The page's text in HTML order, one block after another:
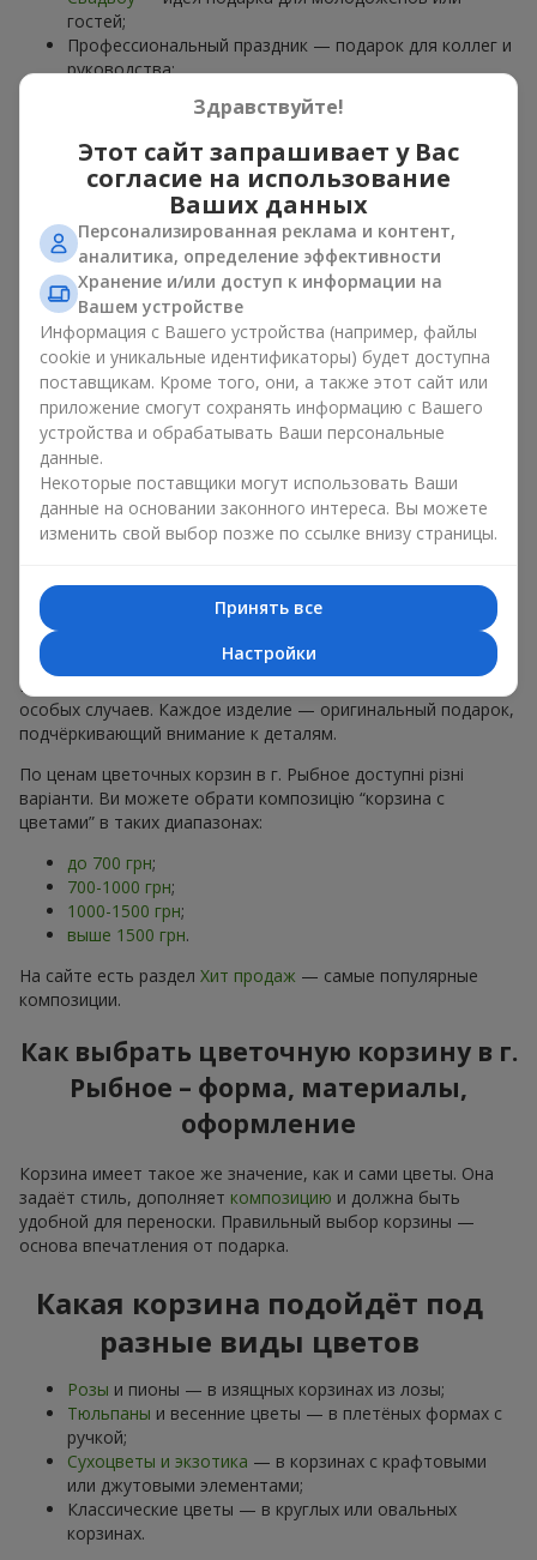
гостей;
Профессиональный праздник — подарок для коллег и
руководства;
— красивая и нежная
Корпоративные события
— подарок деловому
партнёру.
Цветочная корзина — универсальный подарок для любого
возраста. Стильные ручные композиции позволяют
передать любые эмоции: благодарность, восхищение,
поддержку,любовь.
Виды цветочных корзин в г.
Рыбное: классика, романтика,
минимализм
Ассортимент цветочных корзин на
варианты на любой вкус:
Классические композиции— сочетанияроз, лилий,
в строгих формах;
гипсофила
Минималистичные решения— натуральные формы,
акцент на цвет или текстуру.
Есть также
особых случаев. Каждое изделие — оригинальный подарок,
подчёркивающий внимание к деталям.
По ценам цветочных корзин в г. Рыбное доступні різні
варіанти. Ви можете обрати композицію “корзина с
цветами” в таких диапазонах:
до 700 грн;
700-1000 грн;
1000-1500 грн;
выше 1500 грн.
На сайте есть раздел Хит продаж — самые популярные
композиции.
Как выбрать цветочную корзину в г.
Рыбное – форма, материалы,
оформление
Корзина имеет такое же значение, как и сами цветы. Она
задаёт стиль, дополняет композицию и должна быть
удобной для переноски. Правильный выбор корзины —
основа впечатления от подарка.
Какая корзина подойдёт под
разные виды цветов
Розы и пионы — в изящных корзинах из лозы;
Тюльпаны и весенние цветы — в плетёных формах с
ручкой;
Сухоцветы и экзотика — в корзинах с крафтовыми
или джутовыми элементами;
Классические цветы — в круглых или овальных
корзинах.
Здравствуйте!
Этот сайт запрашивает у Вас
согласие на использование
Ваших данных
Персонализированная реклама и контент,
аналитика, определение эффективности
Хранение и/или доступ к информации на
Вашем устройстве
Информация с Вашего устройства (например, файлы
cookie и уникальные идентификаторы) будет доступна
поставщикам. Кроме того, они, а также этот сайт или
приложение смогут сохранять информацию с Вашего
устройства и обрабатывать Ваши персональные
данные.
Некоторые поставщики могут использовать Ваши
данные на основании законного интереса. Вы можете
изменить свой выбор позже по ссылке внизу страницы.
Принять все
Настройки